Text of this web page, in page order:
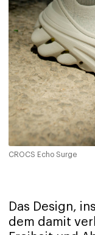
CROCS Echo Surge
Das Design,
dem damit